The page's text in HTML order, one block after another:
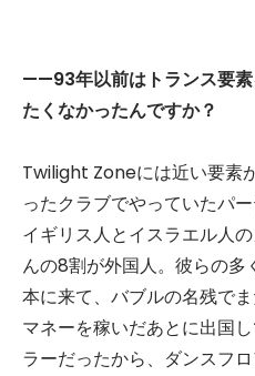
——93年以前はトランス要
たくなかったんですか？
Twilight Zoneには近い要素
ったクラブでやっていたパ
イギリス人とイスラエル人
んの8割が外国人。彼らの多
本に来て、バブルの名残で
マネーを稼いだあとに出国
ラーだったから、ダンスフ